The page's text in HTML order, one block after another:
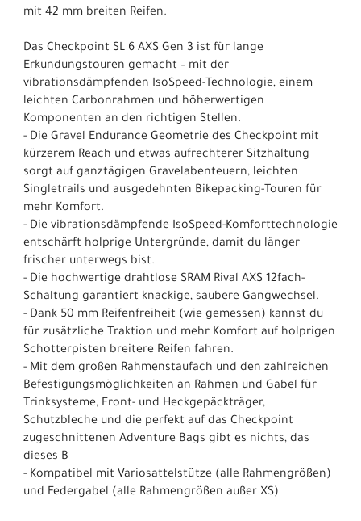
mit 42 mm breiten Reifen.
Das Checkpoint SL 6 AXS Gen 3 ist für lange
Erkundungstouren gemacht – mit der
vibrationsdämpfenden IsoSpeed-Technologie, einem
leichten Carbonrahmen und höherwertigen
Komponenten an den richtigen Stellen.
- Die Gravel Endurance Geometrie des Checkpoint mit
kürzerem Reach und etwas aufrechterer Sitzhaltung
sorgt auf ganztägigen Gravelabenteuern, leichten
Singletrails und ausgedehnten Bikepacking-Touren für
mehr Komfort.
- Die vibrationsdämpfende IsoSpeed-Komforttechnologie
entschärft holprige Untergründe, damit du länger
frischer unterwegs bist.
- Die hochwertige drahtlose SRAM Rival AXS 12fach-
Schaltung garantiert knackige, saubere Gangwechsel.
- Dank 50 mm Reifenfreiheit (wie gemessen) kannst du
für zusätzliche Traktion und mehr Komfort auf holprigen
Schotterpisten breitere Reifen fahren.
- Mit dem großen Rahmenstaufach und den zahlreichen
Befestigungsmöglichkeiten an Rahmen und Gabel für
Trinksysteme, Front- und Heckgepäckträger,
Schutzbleche und die perfekt auf das Checkpoint
zugeschnittenen Adventure Bags gibt es nichts, das
dieses B
- Kompatibel mit Variosattelstütze (alle Rahmengrößen)
und Federgabel (alle Rahmengrößen außer XS)